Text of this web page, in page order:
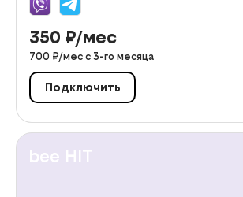
350 ₽/мес
700 ₽/мес с 3-го месяца
Подключить
bee HIT